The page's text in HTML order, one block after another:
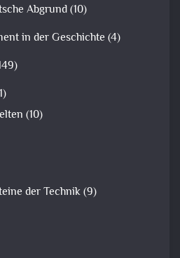
Abgrund(10)
in der Geschichte(4)
(10)
der Technik(9)